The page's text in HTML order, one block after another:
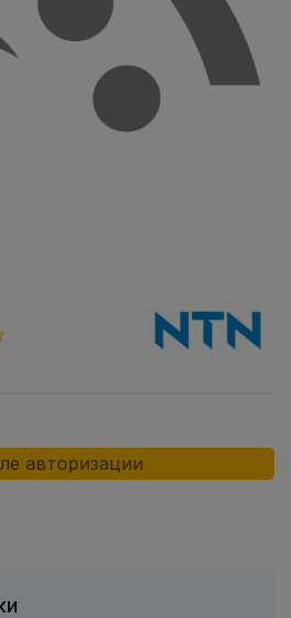
авторизации